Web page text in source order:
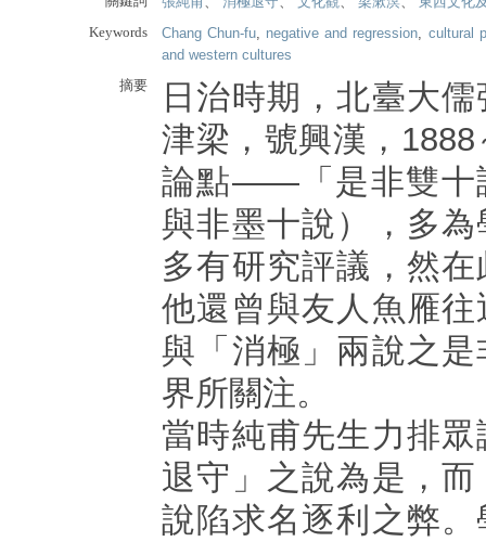
Keywords
Chang Chun-fu, negative and regression, cultural
and western cultures
摘要
日治時期，北臺大
津梁，號興漢，
論點——「是非雙十
與非墨十說），多
多有研究評議，然
他還曾與友人魚雁
與「消極」兩說之
界所關注。
當時純甫先生力排
退守」之說為是，
說陷求名逐利之弊